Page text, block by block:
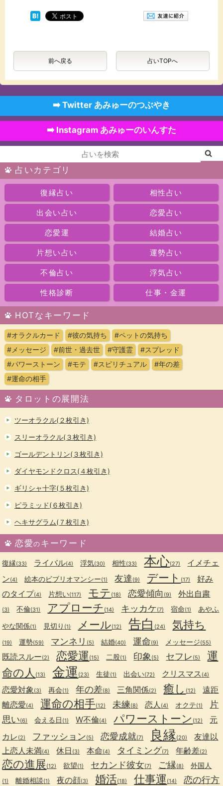
前へ戻る 占いTOPへ
➡️ Twitter あみゅーのつぶやき
➡️ Instagram あみゅーのいんすた
占いカテゴリ
復縁占い 相性占い
出会い占い 恋愛占い
恋愛運 結婚占い
片想い占い 運勢占い
不倫占い 浮気占い
性格診断 仕事・金運
HOTなキーワード
#オラクルカード #彼の気持ち
#ペットの気持ち
#メッセージ
#前世・過去世 #守護霊
#スプレッド
#パワーストーン
#モテ #スピリチュアル
#年の差
#運命の相手
タロットの展開法
ツーオラクル(２枚引き)
スリーオラクル(３枚引き)
ゴールデントリン(３枚引き)
ダイヤモンドクロス(４枚引き)
ギリシャ十字(５枚引き)
ピラミッド(６枚引き)
ヘキサグラム(７枚引き)
恋愛のキーワード
復縁(33) ライバル(4) 浮気(30) 相性(33) 本心(27)
イメチェ
ン(4) 絵本のビブリオマンシー(1) 友達 (9) デート (17)
好み
のタイプ(4) 片想い(117) モテ (18) 恋愛傾向 (9) 外出自粛
(3) 不倫(31) アプローチ (14) キッカケ(7) 宿命(1)
あやふ
やな関係(1) 見切り (1) メール(12) 告白 (24) 気持ち
(19) 運勢(59) マンネリ (5) 結婚(40) 運命(9) メッセージ(55)
既読スルー(2) 恋愛運 (15) 二股(1) 印象 (5) セフレ (5)
運
命の人 (13) 金運 (23) 生徒(1) 出会い(72) クリスマス (4)
恋愛対象 (3) 再会(1) 年の差(8) 三角関係(2) 癒し (12)
遠距
離恋愛(4) 運命の相手(12) 未練(8) 恋人 (4) オクテ(1)
片
思い(6) 会える日 (1) W不倫(4) パワーストーン (12)
元
カレ (2) ファッション(5) 恋愛成就(7) 良縁(20)
友達以
上恋人未満(4) 休日 (3) 本命(4) タイミング(7) 年齢差(2)
恋の進展(12) 欲望(1) セカンド彼女(7) ご縁(8) 外国人
(1) 離婚相談(1) 夜の顔(3) 婚活(18) 仕事運 (14) 恋の行方